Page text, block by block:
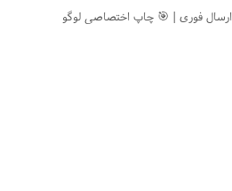
فوری | 🎯 چاپ اختصاصی لوگو